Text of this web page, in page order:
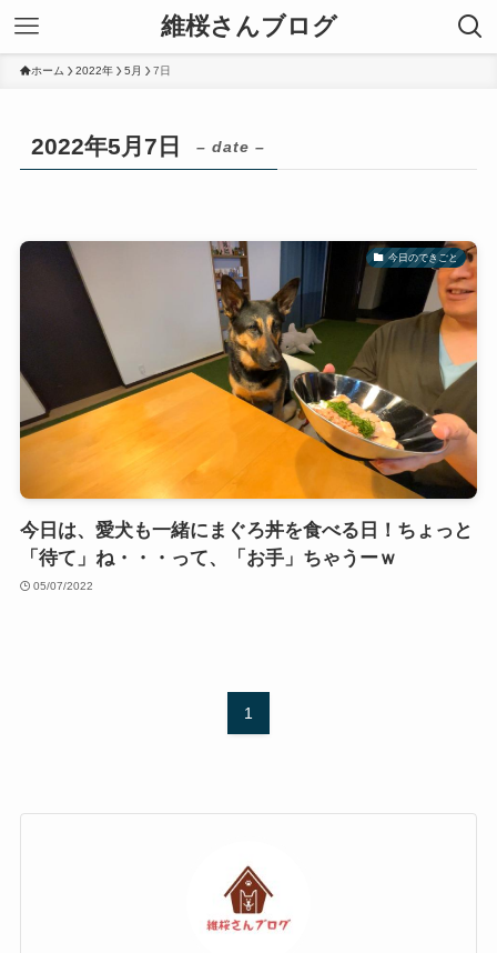
維桜さんブログ
ホーム 2022年 5月 7日
2022年5月7日 – date –
今日のできごと
今日は、愛犬も一緒にまぐろ丼を食べる日！ちょっと
「待て」ね・・・って、「お手」ちゃうーｗ
05/07/2022
1